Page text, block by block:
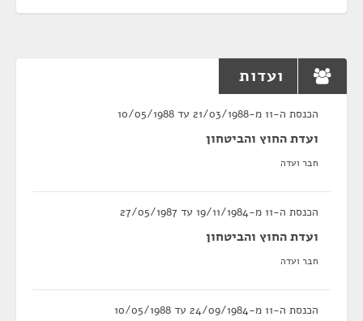
ועדות
הכנסת ה-11 מ-21/03/1988 עד 10/05/1988
ועדת החוץ והביטחון
חבר ועדה
הכנסת ה-11 מ-19/11/1984 עד 27/05/1987
ועדת החוץ והביטחון
חבר ועדה
הכנסת ה-11 מ-24/09/1984 עד 10/05/1988